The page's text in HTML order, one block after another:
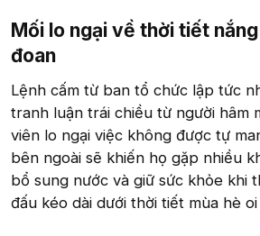
Mối lo ngại về thời tiết
đoan​
Lệnh cấm từ ban tổ chức lập tức
tranh luận trái chiều từ người hâm
viên lo ngại việc không được tự
bên ngoài sẽ khiến họ gặp nhiều
bổ sung nước và giữ sức khỏe khi
đấu kéo dài dưới thời tiết mùa hè